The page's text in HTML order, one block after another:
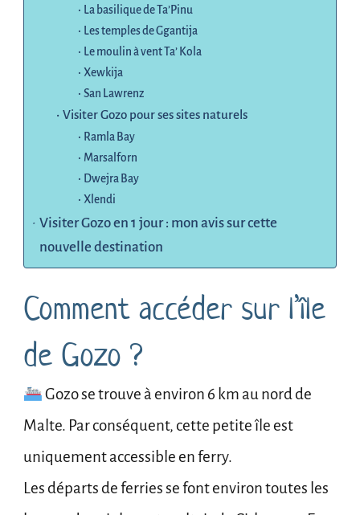
La basilique de Ta’Pinu
Les temples de Ggantija
Le moulin à vent Ta’ Kola
Xewkija
San Lawrenz
Visiter Gozo pour ses sites naturels
Ramla Bay
Marsalforn
Dwejra Bay
Xlendi
Visiter Gozo en 1 jour : mon avis sur cette
nouvelle destination
Comment accéder sur l’île
de Gozo ?
Gozo se trouve à environ 6 km au nord de
Malte. Par conséquent, cette petite île est
uniquement accessible en ferry.
Les départs de ferries se font environ toutes les